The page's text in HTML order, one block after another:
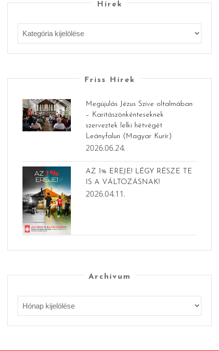
Hírek
Friss Hírek
Megújulás Jézus Szíve oltalmában
– Karitászönkénteseknek
szerveztek lelki hétvégét
Leányfalun (Magyar Kurír)
2026.06.24.
AZ 1% EREJE! LÉGY RÉSZE TE
IS A VÁLTOZÁSNAK!
2026.04.11.
Archívum